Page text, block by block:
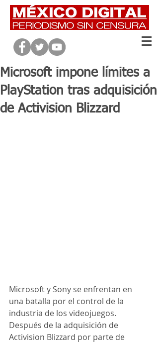
Microsoft impone límites a
PlayStation tras adquisición
de Activision Blizzard
Microsoft y Sony se enfrentan en
una batalla por el control de la
industria de los videojuegos.
Después de la adquisición de
Activision Blizzard por parte de